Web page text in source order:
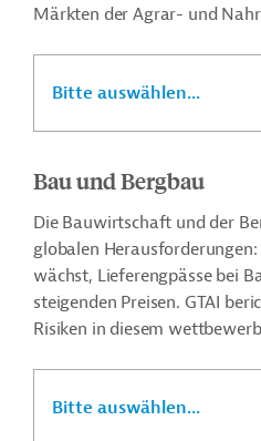
Märkten der Agrar- und
Bitte auswählen...
Bau und Bergbau
Die Bauwirtschaft und der
globalen
wächst, Lieferengpässe bei
steigenden Preisen. GTAI
Risiken in diesem
Bitte auswählen...